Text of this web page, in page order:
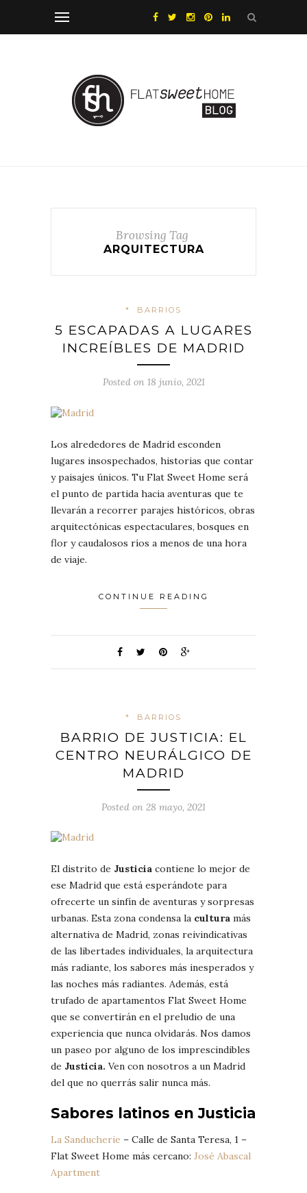
Browsing Tag
ARQUITECTURA
* BARRIOS
5 ESCAPADAS A LUGARES
INCREÍBLES DE MADRID
Posted on 18 junio, 2021
Los alrededores de Madrid esconden
lugares insospechados, historias que contar
y paisajes únicos. Tu Flat Sweet Home será
el punto de partida hacia aventuras que te
llevarán a recorrer parajes históricos, obras
arquitectónicas espectaculares, bosques en
flor y caudalosos ríos a menos de una hora
de viaje.
CONTINUE READING
* BARRIOS
BARRIO DE JUSTICIA: EL
CENTRO NEURÁLGICO DE
MADRID
Posted on 28 mayo, 2021
El distrito de Justicia contiene lo mejor de
ese Madrid que está esperándote para
ofrecerte un sinfín de aventuras y sorpresas
urbanas. Esta zona condensa la cultura más
alternativa de Madrid, zonas reivindicativas
de las libertades individuales, la arquitectura
más radiante, los sabores más inesperados y
las noches más radiantes. Además, está
trufado de apartamentos Flat Sweet Home
que se convertirán en el preludio de una
experiencia que nunca olvidarás. Nos damos
un paseo por alguno de los imprescindibles
de Justicia. Ven con nosotros a un Madrid
del que no querrás salir nunca más.
Sabores latinos en Justicia
La Sanducherie – Calle de Santa Teresa, 1 –
Flat Sweet Home más cercano: José Abascal
Apartment